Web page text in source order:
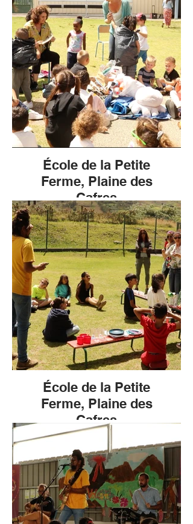
École de la Petite
Ferme, Plaine des
Cafres
École de la Petite
Ferme, Plaine des
Cafres